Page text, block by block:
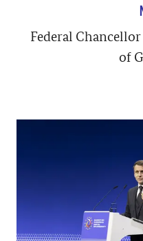
Federal
of